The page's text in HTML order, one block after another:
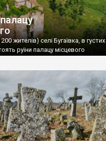
палацу
жителів) селі Бугаївка, в густих
руїни палацу місцевого
гуртожиток. У 60-х роках минулого
туберкульозну лікарню. Коли із
– ми точно не […]